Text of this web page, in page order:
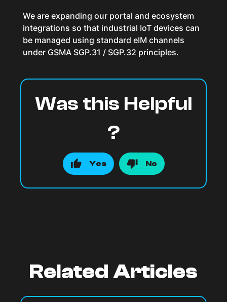
We are expanding our portal and ecosystem
integrations so that industrial IoT devices can
be managed using standard eIM channels
under GSMA SGP.31 / SGP.32 principles.
Was this Helpful
?
Yes No
Related Articles